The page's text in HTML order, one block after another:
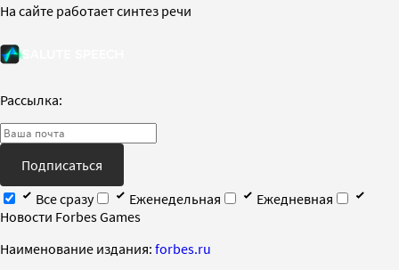
На сайте работает синтез речи
Рассылка:
Подписаться
Все сразу
Еженедельная
Ежедневная
Новости Forbes Games
Наименование издания: forbes.ru